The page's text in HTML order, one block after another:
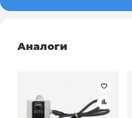
Аналоги